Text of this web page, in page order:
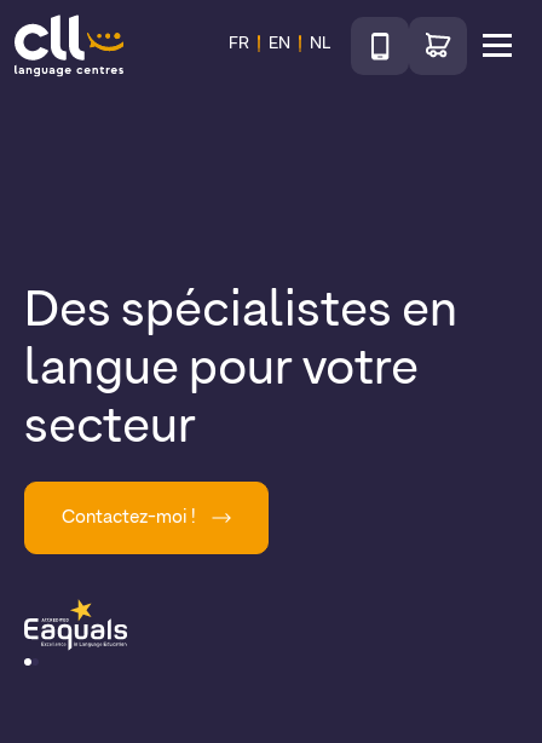
CLL
FR EN NL
TéléphoneAccéder au shop
Des spécialistes en
langue pour votre
secteur
Contactez-moi !